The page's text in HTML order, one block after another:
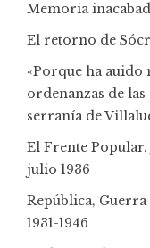
Memoria
El retorno de
«Porque ha auido
ordenanzas de
serranía de
El Frente
julio 1936
República,
1931-1946